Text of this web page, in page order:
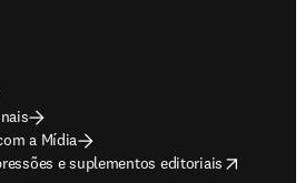
a Mídia
e suplementos editoriais